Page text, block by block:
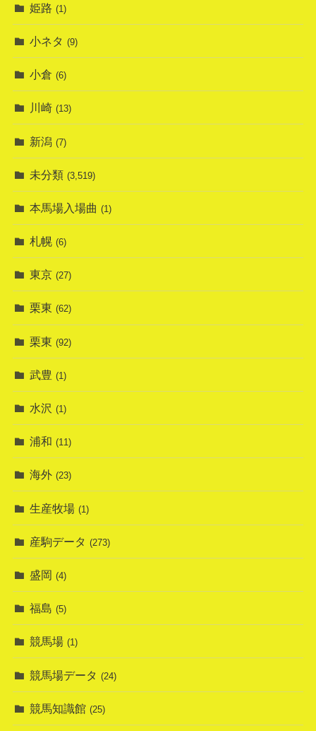
姫路 (1)
小ネタ (9)
小倉 (6)
川崎 (13)
新潟 (7)
未分類 (3,519)
本馬場入場曲 (1)
札幌 (6)
東京 (27)
栗東 (62)
栗東 (92)
武豊 (1)
水沢 (1)
浦和 (11)
海外 (23)
生産牧場 (1)
産駒データ (273)
盛岡 (4)
福島 (5)
競馬場 (1)
競馬場データ (24)
競馬知識館 (25)